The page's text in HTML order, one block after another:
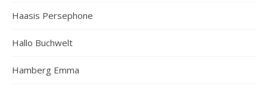
Haasis Persephone
Hallo Buchwelt
Hamberg Emma